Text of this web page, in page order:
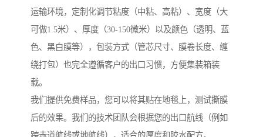
运输环境，定制化调节粘度（中粘、高粘）、宽度（大
可做1.5米）、厚度（30-150微米）以及颜色（透明、蓝
色、黑白膜等），包装方式（管芯尺寸、膜卷长度、缠
绕打包）也完全遵循客户的出口习惯，方便集装箱装
载。
我们提供免费样品，您可以将其贴在地毯上，测试撕膜
后的效果。我们的技术团队会根据您的出口航线（例如
跨赤道航线或地航线），适合的厚度和胶水配方。